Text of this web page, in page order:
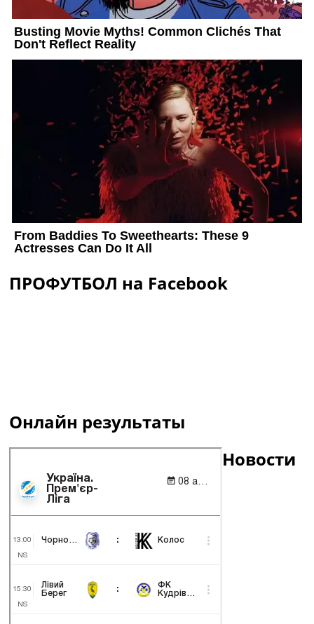
ПРОФУТБОЛ на Facebook
Онлайн результаты
Новости